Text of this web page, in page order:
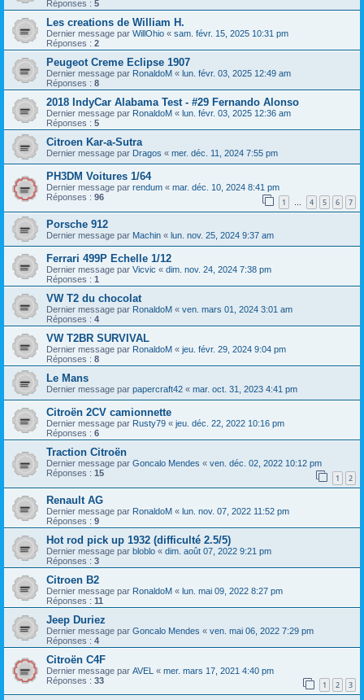
Réponses : 5
Les creations de William H.
Dernier message par WillOhio « sam. févr. 15, 2025 10:31 pm
Réponses : 2
Peugeot Creme Eclipse 1907
Dernier message par RonaldoM « lun. févr. 03, 2025 12:49 am
Réponses : 8
2018 IndyCar Alabama Test - #29 Fernando Alonso
Dernier message par RonaldoM « lun. févr. 03, 2025 12:36 am
Réponses : 5
Citroen Kar-a-Sutra
Dernier message par Dragos « mer. déc. 11, 2024 7:55 pm
PH3DM Voitures 1/64
Dernier message par rendum « mar. déc. 10, 2024 8:41 pm
Réponses : 96 1 … 4 5 6 7
Porsche 912
Dernier message par Machin « lun. nov. 25, 2024 9:37 am
Ferrari 499P Echelle 1/12
Dernier message par Vicvic « dim. nov. 24, 2024 7:38 pm
Réponses : 1
VW T2 du chocolat
Dernier message par RonaldoM « ven. mars 01, 2024 3:01 am
Réponses : 4
VW T2BR SURVIVAL
Dernier message par RonaldoM « jeu. févr. 29, 2024 9:04 pm
Réponses : 8
Le Mans
Dernier message par papercraft42 « mar. oct. 31, 2023 4:41 pm
Citroën 2CV camionnette
Dernier message par Rusty79 « jeu. déc. 22, 2022 10:16 pm
Réponses : 6
Traction Citroën
Dernier message par Goncalo Mendes « ven. déc. 02, 2022 10:12 pm
Réponses : 15 1 2
Renault AG
Dernier message par RonaldoM « lun. nov. 07, 2022 11:52 pm
Réponses : 9
Hot rod pick up 1932 (difficulté 2.5/5)
Dernier message par bloblo « dim. août 07, 2022 9:21 pm
Réponses : 3
Citroen B2
Dernier message par RonaldoM « lun. mai 09, 2022 8:27 pm
Réponses : 11
Jeep Duriez
Dernier message par Goncalo Mendes « ven. mai 06, 2022 7:29 pm
Réponses : 4
Citroën C4F
Dernier message par AVEL « mer. mars 17, 2021 4:40 pm
Réponses : 33 1 2 3